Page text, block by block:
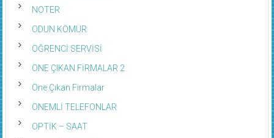
NOTER
ODUN KÖMÜR
ÖĞRENCİ SERVİSİ
ÖNE ÇIKAN FİRMALAR 2
Öne Çıkan Firmalar
ÖNEMLİ TELEFONLAR
OPTİK – SAAT